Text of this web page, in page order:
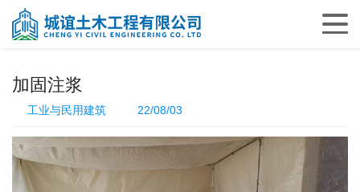
加固注浆
工业与民用建筑 22/08/03